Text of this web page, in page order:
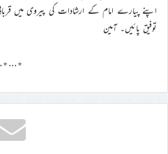
اپنے پیارے امام کے ارشادات کی پیروی میں
توفیق پائیں۔ آمین